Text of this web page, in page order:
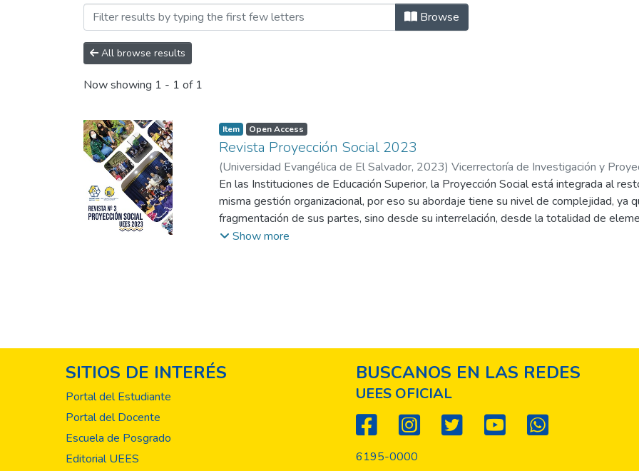
Browsing Revista N°3 Proyección Social 2023 by Subject
Browse
All browse results
Now showing 1 - 1 of 1
Item Open Access
Revista Proyección Social 2023
(Universidad Evangélica de El Salvador, 2023) Vicerrectoría de Investigación y
En las Instituciones de Educación Superior, la Proyección Social está integrada al
misma gestión organizacional, por eso su abordaje tiene su nivel de complejidad, ya
fragmentación de sus partes, sino desde su interrelación, desde la totalidad de
requiere comprender a la Proyección Social desde un enfoque sistémico, lo cual
Show more
SITIOS DE INTERÉS
Portal del Estudiante
Portal del Docente
Escuela de Posgrado
Editorial UEES
BUSCANOS EN LAS REDES
UEES OFICIAL
6195-0000